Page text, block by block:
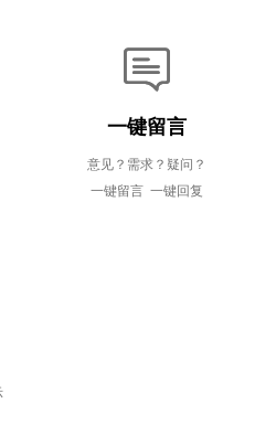
一键留言
意见？需求？疑问？
一键留言 一键回复